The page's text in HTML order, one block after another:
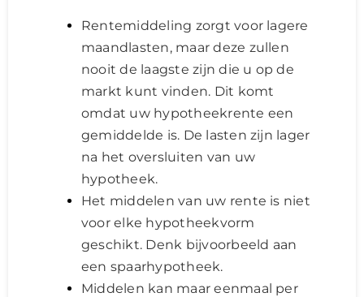
Rentemiddeling zorgt voor lagere
maandlasten, maar deze zullen
nooit de laagste zijn die u op de
markt kunt vinden. Dit komt
omdat uw hypotheekrente een
gemiddelde is. De lasten zijn lager
na het oversluiten van uw
hypotheek.
Het middelen van uw rente is niet
voor elke hypotheekvorm
geschikt. Denk bijvoorbeeld aan
een spaarhypotheek.
Middelen kan maar eenmaal per